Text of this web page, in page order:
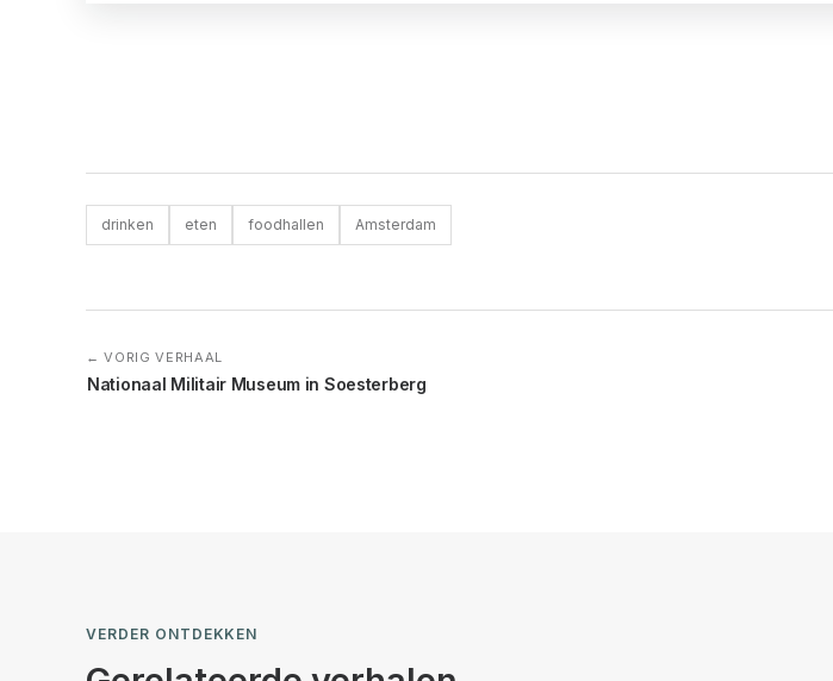
drinken eten foodhallen Amsterdam
← VORIG VERHAAL
Nationaal Militair Museum in Soesterberg
VERDER ONTDEKKEN